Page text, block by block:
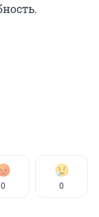
0 0